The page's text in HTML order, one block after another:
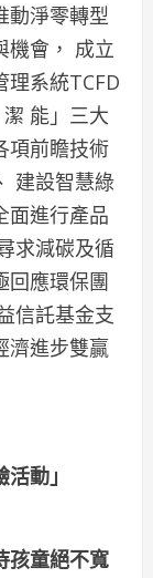
動淨零轉型
機會， 成立
理系統TCFD
能」三大
項前瞻技術
建設智慧綠
面進行產品
求減碳及循
回應環保團
信託基金支
濟進步雙贏
動」
童絕不寬